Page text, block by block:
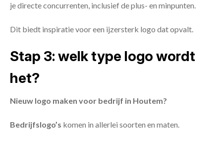
je directe concurrenten, inclusief de plus- en minpunten.
Dit biedt inspiratie voor een ijzersterk logo dat opvalt.
Stap 3: welk type logo wordt
het?
Nieuw logo maken voor bedrijf in Houtem?
Bedrijfslogo’s komen in allerlei soorten en maten.